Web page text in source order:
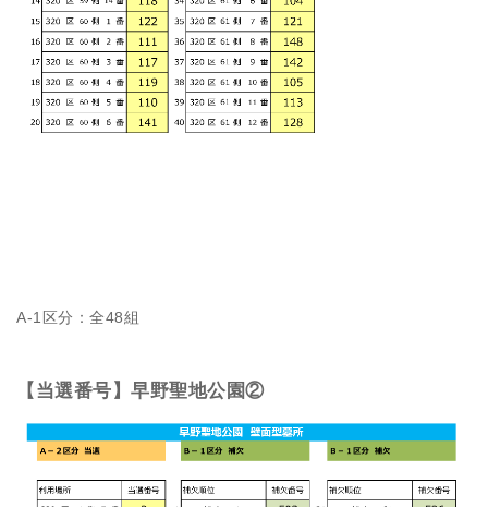
A-1区分：全48組
【当選番号】早野聖地公園②